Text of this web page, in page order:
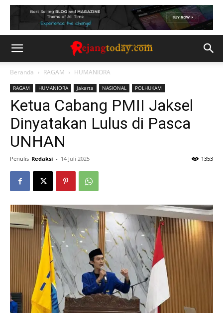
Beranda RAGAM HUMANIORA
RAGAM HUMANIORA Jakarta NASIONAL POLHUKAM
Ketua Cabang PMII Jaksel
Dinyatakan Lulus di Pasca
UNHAN
Penulis Redaksi - 14 Juli 2025 1353